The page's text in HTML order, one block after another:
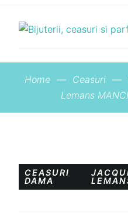
Home — Ceasuri —
Lemans
CEASURI
DAMA